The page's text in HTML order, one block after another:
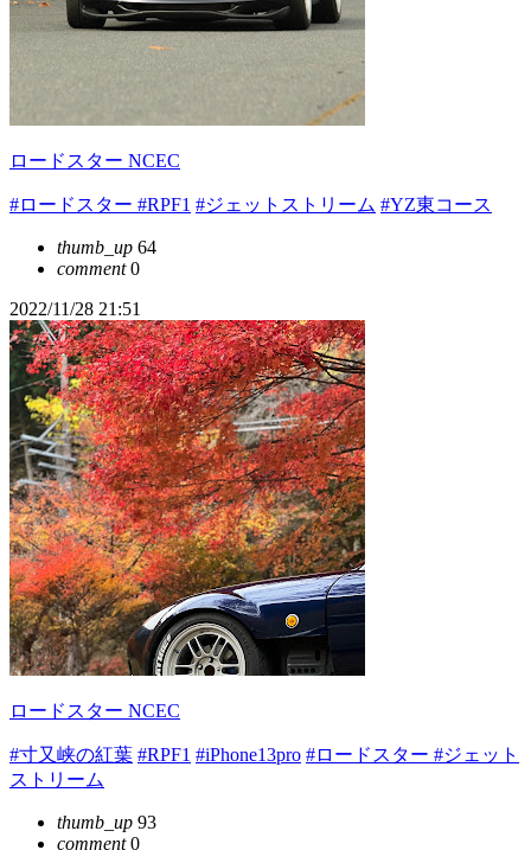
ロードスター NCEC
#ロードスター #RPF1 #ジェットストリーム #YZ東コース
thumb_up 64
comment0
2022/11/28 21:51
ロードスター NCEC
#寸又峡の紅葉 #RPF1 #iPhone13pro #ロードスター #ジェット
ストリーム
thumb_up 93
comment0